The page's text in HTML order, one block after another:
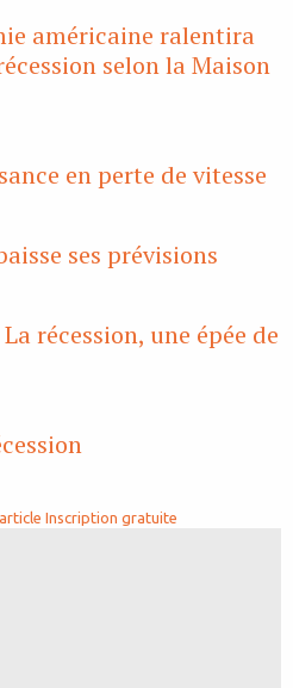
américaine ralentira
selon la Maison
en perte de vitesse
ses prévisions
récession, une épée de
Inscription gratuite